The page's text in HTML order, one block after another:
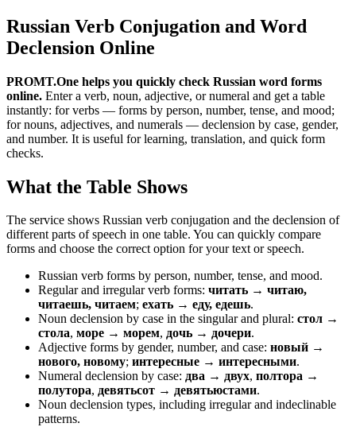
Russian Verb Conjugation and Word
Declension Online
PROMT.One helps you quickly check Russian word forms
online. Enter a verb, noun, adjective, or numeral and get a table
instantly: for verbs — forms by person, number, tense, and mood;
for nouns, adjectives, and numerals — declension by case, gender,
and number. It is useful for learning, translation, and quick form
checks.
What the Table Shows
The service shows Russian verb conjugation and the declension of
different parts of speech in one table. You can quickly compare
forms and choose the correct option for your text or speech.
Russian verb forms by person, number, tense, and mood.
Regular and irregular verb forms: читать → читаю,
читаешь, читаем; ехать → еду, едешь.
Noun declension by case in the singular and plural: стол →
стола, море → морем, дочь → дочери.
Adjective forms by gender, number, and case: новый →
нового, новому; интересные → интересными.
Numeral declension by case: два → двух, полтора →
полутора, девятьсот → девятьюстами.
Noun declension types, including irregular and indeclinable
patterns.